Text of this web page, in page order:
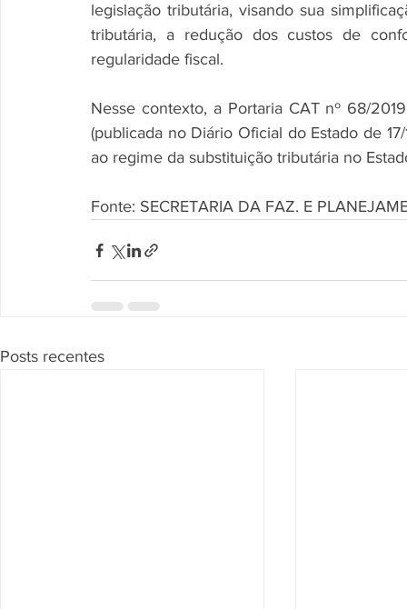
legislação tributária, visando sua
tributária, a redução dos custos de
regularidade fiscal.
Nesse contexto, a Portaria CAT nº 68/
(publicada no Diário Oficial do Estado de
ao regime da substituição tributária no
Fonte: SECRETARIA DA FAZ. E
Posts recentes